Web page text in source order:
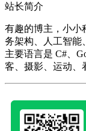
站长简介
有趣的博主，小小
务架构、人工智能
主要语言是 C#、
客、摄影、运动、